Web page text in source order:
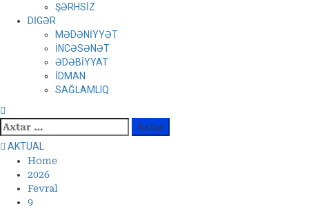
ŞƏRHSİZ
DİGƏR
MƏDƏNİYYƏT
İNCƏSƏNƏT
ƏDƏBİYYAT
İDMAN
SAĞLAMLIQ
Axtarış:
AKTUAL
Home
2026
Fevral
9